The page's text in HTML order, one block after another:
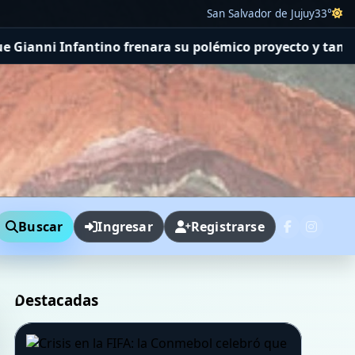
San Salvador de Jujuy33°
proyecto y también le marcó la cancha Rating
Buscar Ingresar Registrarse
Destacadas